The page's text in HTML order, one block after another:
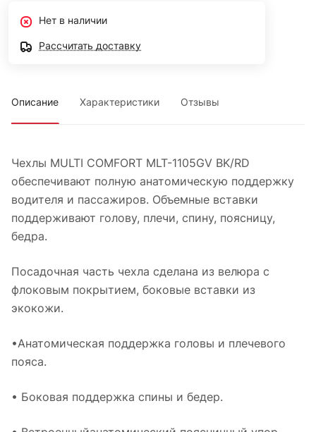
Нет в наличии
Рассчитать доставку
Описание Характеристики Отзывы
Чехлы MULTI COMFORT MLT-1105GV BK/RD
обеспечивают полную анатомическую поддержку
водителя и пассажиров. Объемные вставки
поддерживают голову, плечи, спину, поясницу,
бедра.
Посадочная часть чехла сделана из велюра с
флоковым покрытием, боковые вставки из
экокожи.
•Анатомическая поддержка головы и плечевого
пояса.
• Боковая поддержка спины и бедер.